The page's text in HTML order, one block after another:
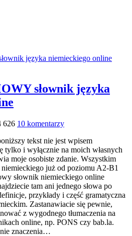
słownik języka
626 10 komentarzy
tekst nie jest wpisem
tylko i wyłącznie na moich własnych
moje osobiste zdanie. Wszystkim
już od poziomu A2-B1
słownik niemieckiego online
tam ani jednego słowa po
przykłady i część gramatyczna
Zastanawiacie się pewnie,
z wygodnego tłumaczenia na
online, np. PONS czy bab.la.
znaczenia…